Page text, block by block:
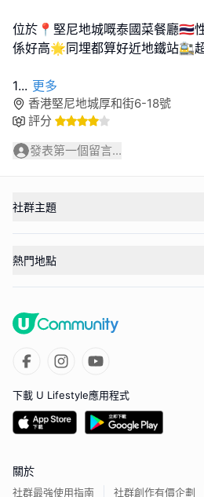
位於📍堅尼地城嘅泰國菜餐廳🇹🇭
係好高🌟同埋都算好近地鐵站🚉
1️... 更多
香港堅尼地城厚和街6-18號
評分
發表第一個留言...
社群主題
熱門地點
下載 U Lifestyle應用程式
關於
社群最強使用指南 社群創作有價企劃